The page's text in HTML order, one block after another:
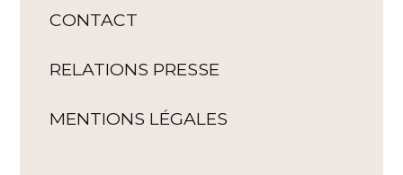
CONTACT
RELATIONS PRESSE
MENTIONS LÉGALES